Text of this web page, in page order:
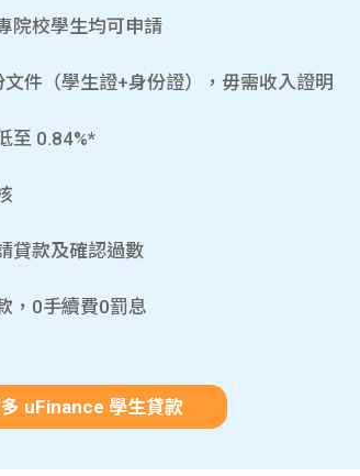
院校學生均可申請
文件（學生證+身份證），毋需收入證明
至 0.84%*
貸款及確認過數
，0手續費0罰息
uFinance 學生貸款